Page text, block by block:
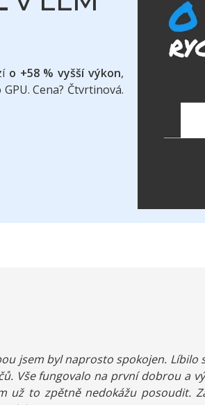
o +58 % vyšší výkon,
Cena? Čtvrtinová.
jsem byl naprosto spokojen.
Vše fungovalo na první dobrou a
už to zpětně nedokážu posoudit.